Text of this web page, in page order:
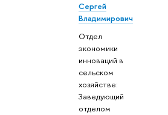
Сергей
Владимирович
Отдел
экономики
инноваций в
сельском
хозяйстве:
Заведующий
отделом